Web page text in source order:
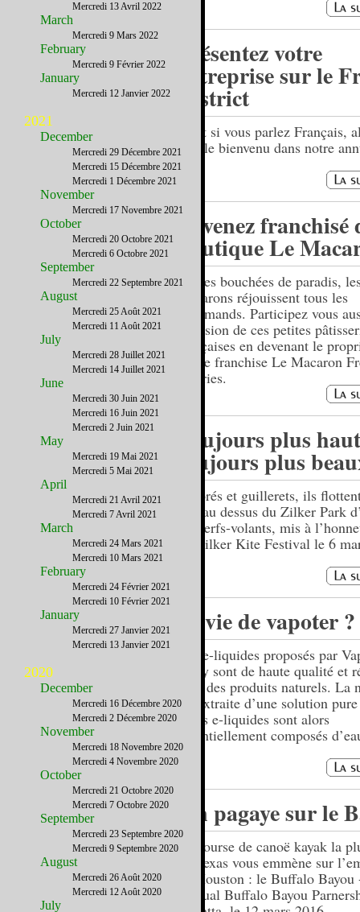
Présentez votre
entreprise sur le
District
….et si vous parlez Français,
êtes le bienvenu dans notre
Devenez
boutique Le
Petites bouchées de paradis,
macarons réjouissent tous les
gourmands. Participez vous
diffusion de ces petites
françaises en devenant le
d’une franchise Le Macaron
Pastries.
Toujours plus
toujours plus
Colorés et guillerets, ils
airs au dessus du Zilker Park
les cerfs-volants, mis à
du Zilker Kite Festival le 6
Envie de vapoter ?
Les e-liquides proposés par
Story sont de haute qualité et
avec des produits naturels. La
est extraite d’une solution
et les e-liquides sont alors
essentiellement composés
On pagaye sur le
La course de canoë kayak la
du Texas vous emmène sur
de Houston : le Buffalo
Annual Buffalo Bayou
Mercredi 13 Avril 2022
March
Mercredi 9 Mars 2022
February
Mercredi 9 Février 2022
January
Mercredi 12 Janvier 2022
2021
December
Mercredi 29 Décembre 2021
Mercredi 15 Décembre 2021
Mercredi 1 Décembre 2021
November
Mercredi 17 Novembre 2021
October
Mercredi 20 Octobre 2021
Mercredi 6 Octobre 2021
September
Mercredi 22 Septembre 2021
August
Mercredi 25 Août 2021
Mercredi 11 Août 2021
July
Mercredi 28 Juillet 2021
Mercredi 14 Juillet 2021
June
Mercredi 30 Juin 2021
Mercredi 16 Juin 2021
Mercredi 2 Juin 2021
May
Mercredi 19 Mai 2021
Mercredi 5 Mai 2021
April
Mercredi 21 Avril 2021
Mercredi 7 Avril 2021
March
Mercredi 24 Mars 2021
Mercredi 10 Mars 2021
February
Mercredi 24 Février 2021
Mercredi 10 Février 2021
January
Mercredi 27 Janvier 2021
Mercredi 13 Janvier 2021
2020
December
Mercredi 16 Décembre 2020
Mercredi 2 Décembre 2020
November
Mercredi 18 Novembre 2020
Mercredi 4 Novembre 2020
October
Mercredi 21 Octobre 2020
Mercredi 7 Octobre 2020
September
Mercredi 23 Septembre 2020
Mercredi 9 Septembre 2020
August
Mercredi 26 Août 2020
Mercredi 12 Août 2020
July